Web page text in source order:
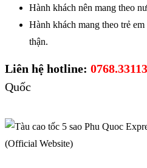
Hành khách nên mang theo
Hành khách mang theo trẻ
thận.
Liên hệ hotline:
Quốc